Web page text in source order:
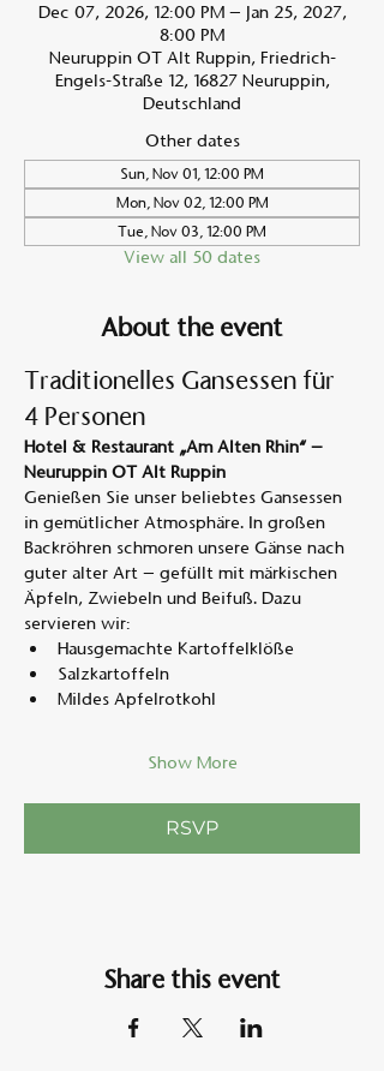
Dec 07, 2026, 12:00 PM – Jan 25, 2027,
8:00 PM
Neuruppin OT Alt Ruppin, Friedrich-
Engels-Straße 12, 16827 Neuruppin,
Deutschland
Other dates
Sun, Nov 01, 12:00 PM
Mon, Nov 02, 12:00 PM
Tue, Nov 03, 12:00 PM
View all 50 dates
About the event
Traditionelles Gansessen für
4 Personen
Hotel & Restaurant „Am Alten Rhin“ –
Neuruppin OT Alt Ruppin
Genießen Sie unser beliebtes Gansessen
in gemütlicher Atmosphäre. In großen
Backröhren schmoren unsere Gänse nach
guter alter Art – gefüllt mit märkischen
Äpfeln, Zwiebeln und Beifuß. Dazu
servieren wir:
Hausgemachte Kartoffelklöße
Salzkartoffeln
Mildes Apfelrotkohl
Show More
RSVP
Share this event